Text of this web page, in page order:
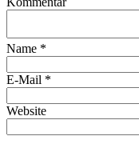
Name *
E-Mail *
Website